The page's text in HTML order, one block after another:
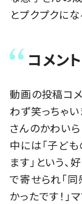
とプクプクにな
コメン
動画の投稿コメ
わず笑っちゃい
さんのかわい
中には「子ど
ます」という
で寄せられ「同
かったです！」